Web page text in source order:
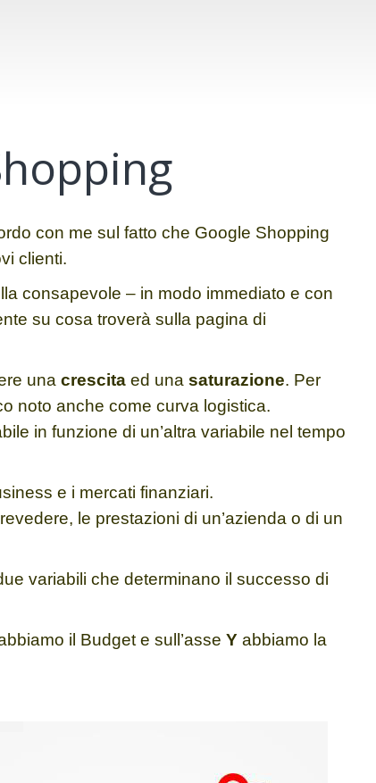
con me sul fatto che Google Shopping
clienti.
consapevole – in modo immediato e con
su cosa troverà sulla pagina di
una crescita ed una saturazione. Per
noto anche come curva logistica.
in funzione di un’altra variabile nel tempo
e i mercati finanziari.
le prestazioni di un’azienda o di un
variabili che determinano il successo di
il Budget e sull’asse Y abbiamo la